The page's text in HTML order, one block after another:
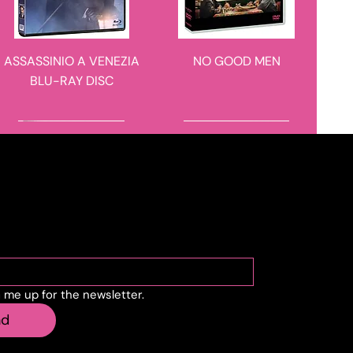
ASSASSINIO A VENEZIA
BLU-RAY DISC
NO GOOD MEN
novità in arrivo
IL CASO 137
novità in arrivo
me up for the newsletter.